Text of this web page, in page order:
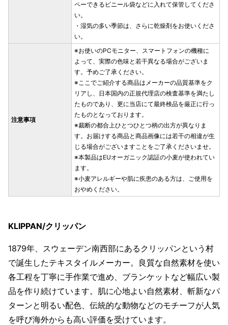
ペーできるビニール袋などに入れて保管してくださ
い。
・湿気の多い季節は、さらに乾燥剤をお使いくださ
い。
注意事項
※お使いのPCモニター、スマートフォンの機種に
よって、実際の色味と若干異なる場合がございま
す。予めご了承ください。
※ここでご紹介する商品はメーカーの品質基準をク
リアし、日本国内の正規代理店の検査基準を満たし
たものであり、更に当店にて最終検品を厳正に行っ
たものとなっております。
※裁断の都合上ひとつひとつ柄の出方が異なりま
す。お届けする商品と商品画像には若干の相違が生
じる場合がございますことをご了承くださいませ。
※本製品はEUオーガニック認証の小麦が使われてい
ます。
※小麦アレルギーや肌に疾患のある方は、ご使用を
おやめください。
KLIPPAN/クリッパン
1879年、スウェーデン南西部にあるクリッパンという村
で誕生したテキスタイルメーカー。良質な自然素材を使い
各工程を丁寧に手作業で進め、ブランケットなど幅広い製
品を作り続けています。肌に心地よい自然素材、斬新なパ
ターンと明るい配色、伝統的な動物などのモチーフが人気
を呼び海外からも高い評価を受けています。